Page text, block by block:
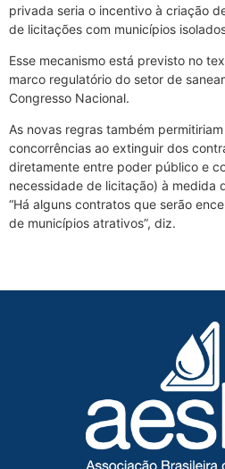
privada seria o incentivo à criação
de licitações com municípios
Esse mecanismo está previsto no
marco regulatório do setor de
Congresso Nacional.
As novas regras também
concorrências ao extinguir dos
diretamente entre poder público e
necessidade de licitação) à medida
“Há alguns contratos que serão
de municípios atrativos”, diz.